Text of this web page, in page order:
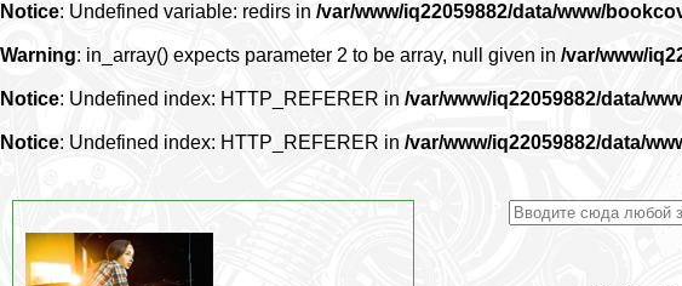
Notice: Undefined variable: redirs in /var/www/iq22059882/data/www/
Warning: in_array() expects parameter 2 to be array, null given in /var/www/
Notice: Undefined index: HTTP_REFERER in /var/www/iq22059882/data/
Notice: Undefined index: HTTP_REFERER in /var/www/iq22059882/data/